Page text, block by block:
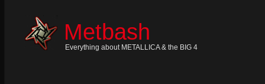
Metbash
Everything about METALLICA & the BIG 4